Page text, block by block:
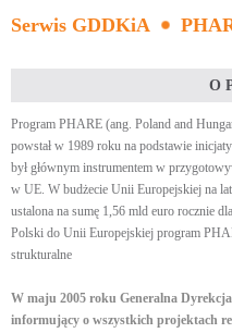
Serwis GDDKiA
O
Program PHARE (ang. Poland and
powstał w 1989 roku na podstawie
był głównym instrumentem w
w UE. W budżecie Unii Europejskiej na
ustalona na sumę 1,56 mld euro rocznie
Polski do Unii Europejskiej program
strukturalne
W maju 2005 roku Generalna
informujący o wszystkich projektach